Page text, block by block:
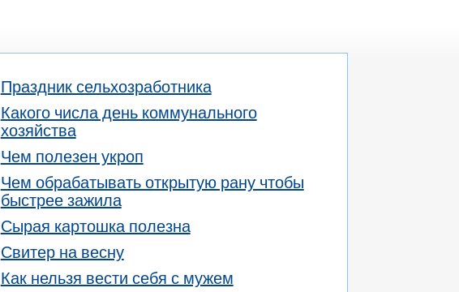
Праздник сельхозработника
Какого числа день коммунального
хозяйства
Чем полезен укроп
Чем обрабатывать открытую рану чтобы
быстрее зажила
Сырая картошка полезна
Свитер на весну
Как нельзя вести себя с мужем